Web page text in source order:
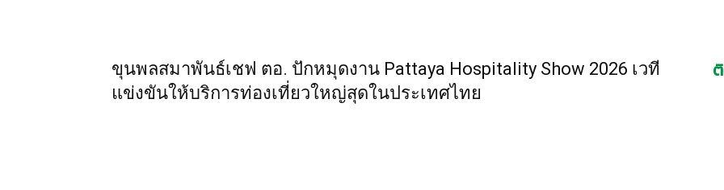
ขุนพลสมาพันธ์เชฟ ตอ. ปักหมุดงาน Pattaya Hospitality Show 2026 เวที
แข่งขันให้บริการท่องเที่ยวใหญ่สุดในประเทศไทย